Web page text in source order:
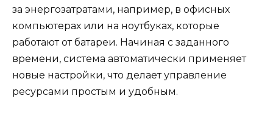
за энергозатратами, например, в офисных
компьютерах или на ноутбуках, которые
работают от батареи. Начиная с заданного
времени, система автоматически применяет
новые настройки, что делает управление
ресурсами простым и удобным.